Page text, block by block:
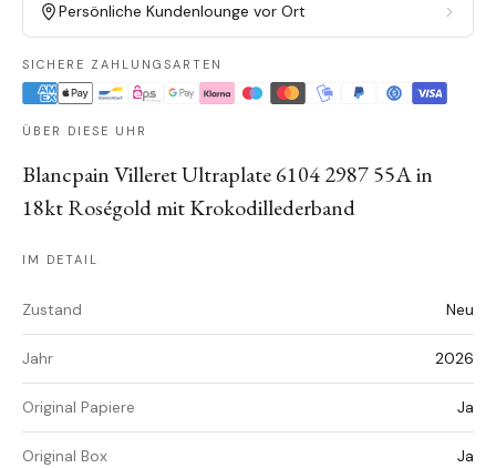
Persönliche Kundenlounge vor Ort
SICHERE ZAHLUNGSARTEN
ÜBER DIESE UHR
Blancpain Villeret Ultraplate 6104 2987 55A in
18kt Roségold mit Krokodillederband
IM DETAIL
Zustand Neu
Jahr 2026
Original Papiere Ja
Original Box Ja